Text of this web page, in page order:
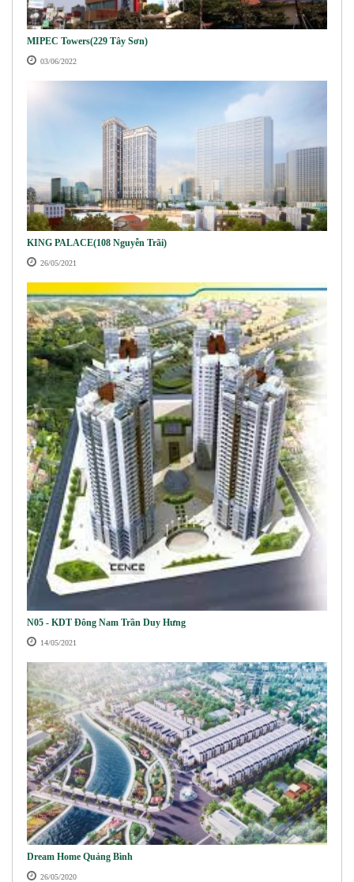
MIPEC Towers(229 Tây Sơn)
03/06/2022
KING PALACE(108 Nguyễn Trãi)
26/05/2021
N05 - KDT Đông Nam Trần Duy Hưng
14/05/2021
Dream Home Quảng Bình
26/05/2020